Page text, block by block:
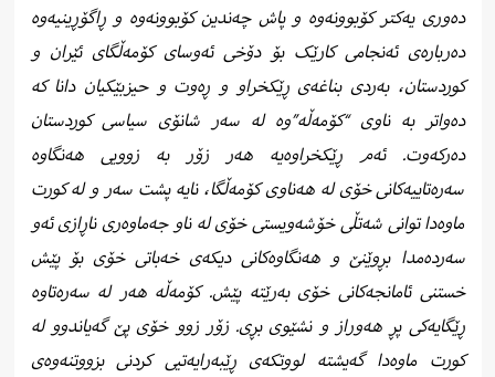
دەوری یەکتر کۆبوونەوە و پاش چەندین کۆبوونەوە و ڕاگۆڕینیەوە
دەربارەی ئەنجامی کارێک بۆ دۆخی ئەوسای کۆمەڵگای ئێران و
کوردستان، بەردی بناغەی ڕێکخراو و ڕەوت و حیزبێکیان دانا کە
دەواتر بە ناوی “کۆمەڵە”وە لە سەر شانۆی سیاسی کوردستان
دەرکەوت. ئەم ڕێکخراوەیە هەر زۆر بە زوویی هەنگاوە
سەرەتاییەکانی خۆی لە هەناوی کۆمەڵگا، نایە پشت سەر و لە کورت
ماوەدا توانی شەتڵی خۆشەویستی خۆی لە ناو جەماوەری ناڕازی ئەو
سەردەمدا بڕوێنێ و هەنگاوەکانی دیکەی خەباتی خۆی بۆ پێش
خستنی ئامانجەکانی خۆی بەرێتە پێش. کۆمەڵە هەر لە سەرەتاوە
ڕێگایەکی پڕ هەوراز و نشێوی بڕی. زۆر زوو خۆی پێ گەیاندوو لە
کورت ماوەدا گەیشتە لووتکەی ڕێبەرایەتیی کردنی بزووتنەوەی